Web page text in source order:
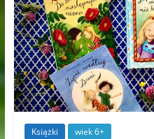
Książki wiek 6+